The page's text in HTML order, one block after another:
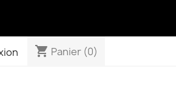
shopping_cart Panier (0)